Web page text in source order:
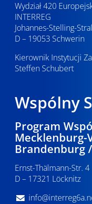
Wydział 420
INTERREG
Johannes-Stelling-
D – 19053 Schwerin
Kierownik Instytucji
Steffen Schubert
Wspólny
Program
Brandenburg
Ernst-Thälmann-Str. 4
D – 17321 Löcknitz